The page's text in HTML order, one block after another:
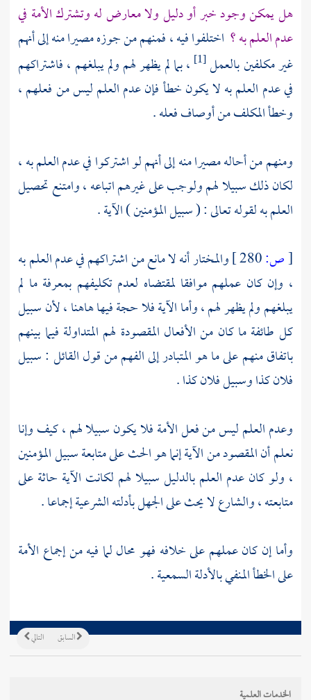
هل يمكن وجود خبر أو دليل ولا معارض له وتشترك الأمة في
عدم العلم به ؟ اختلفوا فيه ، فمنهم من جوزه مصيرا منه إلى أنهم
غير مكلفين بالعمل [1]
، بما لم يظهر لهم ولم يبلغهم ، فاشتراكهم
في عدم العلم به لا يكون خطأ فإن عدم العلم ليس من فعلهم ،
وخطأ المكلف من أوصاف فعله .
ومنهم من أحاله مصيرا منه إلى أنهم لو اشتركوا في عدم العلم به ،
لكان ذلك سبيلا لهم ولوجب على غيرهم اتباعه ، وامتنع تحصيل
العلم به لقوله تعالى : ( سبيل المؤمنين ) الآية .
[ص:
والمختار أنه لا مانع من اشتراكهم في عدم العلم به
، وإن كان عملهم موافقا لمقتضاه لعدم تكليفهم بمعرفة ما لم
يبلغهم ولم يظهر لهم ، وأما الآية فلا حجة فيها هاهنا ، لأن سبيل
كل طائفة ما كان من الأفعال المقصودة لهم المتداولة فيما بينهم
باتفاق منهم على ما هو المتبادر إلى الفهم من قول القائل : سبيل
فلان كذا وسبيل فلان كذا .
وعدم العلم ليس من فعل الأمة فلا يكون سبيلا لهم ، كيف وإنا
نعلم أن المقصود من الآية إنما هو الحث على متابعة سبيل المؤمنين
، ولو كان عدم العلم بالدليل سبيلا لهم لكانت الآية حاثة على
متابعته ، والشارع لا يحث على الجهل بأدلته الشرعية إجماعا .
وأما إن كان عملهم على خلافه فهو محال لما فيه من إجماع الأمة
على الخطأ المنفي بالأدلة السمعية .
التالي السابق
الخدمات العلمية